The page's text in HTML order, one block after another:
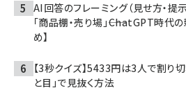
AI回答のフレーミング（見せ方・提
「商品棚・売り場」――ChatGPT時代
め】
【3秒クイズ】5433円は3人で割り
と目」で見抜く方法